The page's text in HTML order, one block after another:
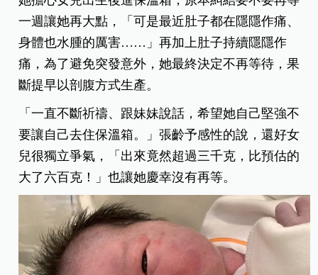
一週讓她再大點，「可是最近肚子都在隱隱作痛、
身體也水腫的厲害……」再加上肚子持續隱隱作
痛，為了避免突發意外，她最終決定不再等待，果
斷提早以剖腹方式生產。
「一直不斷祈禱、跟妹妹說話，希望她自己堅強不
要讓自己去住保溫箱。」張齡予感性的說，還好女
兒很獨立爭氣，「出來竟然超過三千克，比預估的
大了六百克！」也讓她慶幸沒有再等。